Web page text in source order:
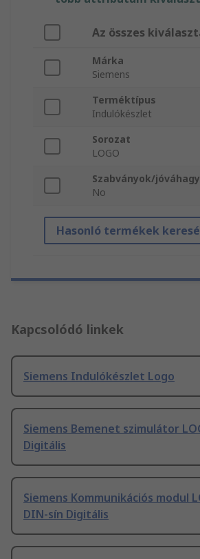
Az összes
Márka
Siemens
Terméktípus
Indulókészlet
Sorozat
LOGO
Szabványok/
No
Hasonló termékek
Kapcsolódó linkek
Siemens Indulókészlet Logo
Siemens Bemenet szimulátor
Digitális
Siemens Kommunikációs modul
DIN-sín Digitális